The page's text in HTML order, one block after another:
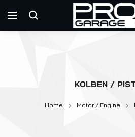
KOLBEN /
Home Motor / Engine